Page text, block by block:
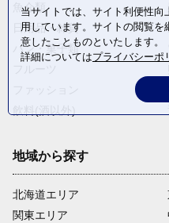
魚介類
日用品・雑貨
パン・菓子類
地域から探す
北海道エリア
関東エリア
当サイトでは、サイト利便性
用しています。サイトの閲覧を
意したことものといたします。
詳細についてはプライバシーポ